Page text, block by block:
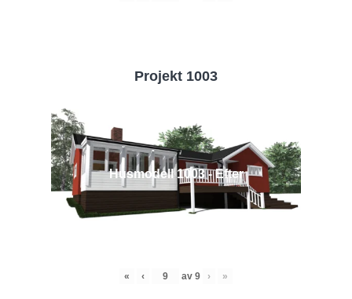
Projekt 1003
Husmodell 1003 - Efter
« ‹ av 9 › »